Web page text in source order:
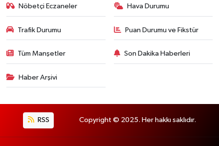
Nöbetçi Eczaneler Hava Durumu
Trafik Durumu Puan Durumu ve Fikstür
Tüm Manşetler Son Dakika Haberleri
Haber Arşivi
RSS Copyright © 2025. Her hakkı saklıdır.